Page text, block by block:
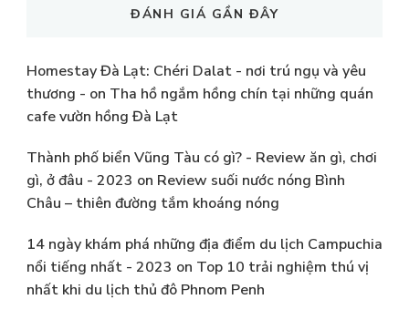
ĐÁNH GIÁ GẦN ĐÂY
Homestay Đà Lạt: Chéri Dalat - nơi trú ngụ và yêu
thương - on Tha hồ ngắm hồng chín tại những quán
cafe vườn hồng Đà Lạt
Thành phố biển Vũng Tàu có gì? - Review ăn gì, chơi
gì, ở đâu - 2023 on Review suối nước nóng Bình
Châu – thiên đường tắm khoáng nóng
14 ngày khám phá những địa điểm du lịch Campuchia
nổi tiếng nhất - 2023 on Top 10 trải nghiệm thú vị
nhất khi du lịch thủ đô Phnom Penh